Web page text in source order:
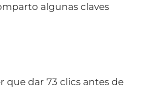
algunas claves
que dar 73 clics antes de